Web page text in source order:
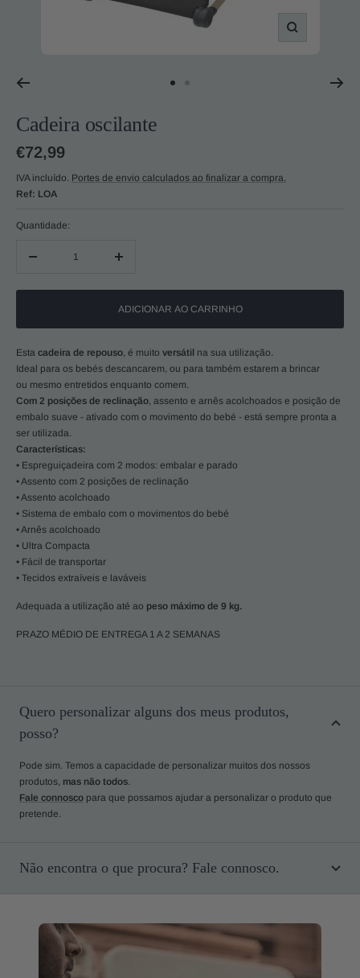
Zoom
Cadeira oscilante
Preço
promocional
€72,99
IVA incluído. Portes de envio calculados ao finalizar a compra.
Ref: LOA
Quantidade:
Aumentar
ADICIONAR AO CARRINHO
Esta cadeira de repouso, é muito versátil na sua utilização.
Ideal para os bebés descancarem, ou para também estarem a brincar
ou mesmo entretidos enquanto comem.
Com 2 posições de reclinação, assento e arnês acolchoados e posição de
embalo suave - ativado com o movimento do bebé - está sempre pronta a
ser utilizada.
Características:
• Espreguiçadeira com 2 modos: embalar e parado
• Assento com 2 posições de reclinação
• Assento acolchoado
• Sistema de embalo com o movimentos do bebé
• Arnês acolchoado
• Ultra Compacta
• Fácil de transportar
• Tecidos extraíveis e laváveis
Adequada a utilização até ao peso máximo de 9 kg.
PRAZO MÉDIO DE ENTREGA 1 A 2 SEMANAS
Quero personalizar alguns dos meus produtos,
posso?
Pode sim. Temos a capacidade de personalizar muitos dos nossos
produtos, mas não todos.
Fale connosco para que possamos ajudar a personalizar o produto que
pretende.
Não encontra o que procura? Fale connosco.